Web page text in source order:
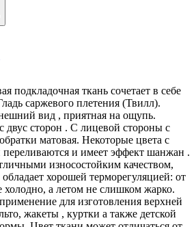
подкладочная ткань сочетает в себе
саржевого плетения (Твилл).
вид , приятная на ощупь.
двус сторон . С лицевой стороны с
матовая. Некоторые цвета с
и имеет эффект шанжан .
износостойким качеством,
хорошей терморегуляцией: от
а летом не слишком жарко.
для изготовления верхней
жакеты , куртки а также детской